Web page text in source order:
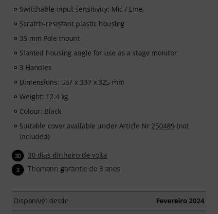
Switchable input sensitivity: Mic / Line
Scratch-resistant plastic housing
35 mm Pole mount
Slanted housing angle for use as a stage monitor
3 Handles
Dimensions: 537 x 337 x 325 mm
Weight: 12.4 kg
Colour: Black
Suitable cover available under Article Nr 250489 (not
included)
30 30 dias dinheiro de volta
3 Thomann garantie de 3 anos
Disponível desde Fevereiro 2024